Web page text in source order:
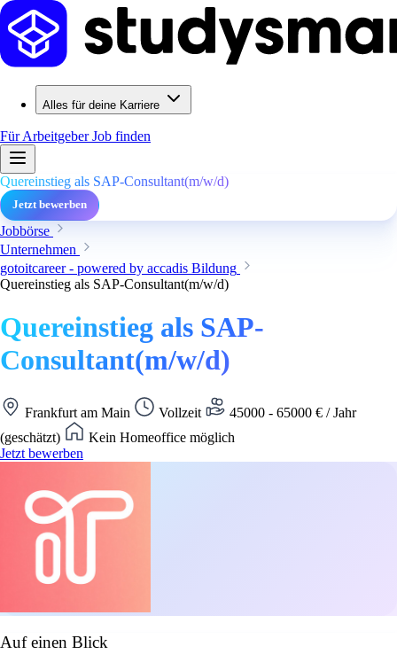
Alles für deine Karriere
Für ArbeitgeberJob finden
Quereinstieg als SAP-Consultant(m/w/d)
Jetzt bewerben
Jobbörse
Unternehmen
gotoitcareer - powered by accadis Bildung
Quereinstieg als SAP-Consultant(m/w/d)
Quereinstieg als SAP-
Consultant(m/w/d)
Frankfurt am Main Vollzeit
45000 - 65000 € / Jahr
(geschätzt)
Kein Homeoffice möglich
Jetzt bewerben
Auf einen Blick